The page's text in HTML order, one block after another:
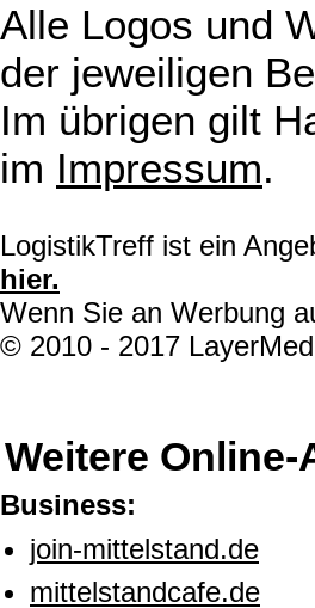
Alle Logos und
der jeweiligen
Im übrigen gilt
im Impressum.
LogistikTreff ist ein
hier.
Wenn Sie an Werbung
© 2010 - 2017
Weitere
Business:
join-mittelstand.de
mittelstandcafe.de